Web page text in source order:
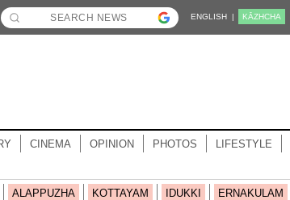
ENGLISH | KĀZHCHA
CINEMA OPINION PHOTOS LIFESTYLE
ALAPPUZHA KOTTAYAM IDUKKI
ERNAKULAM